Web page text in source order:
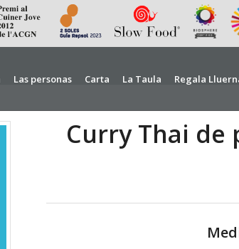
Las personas Carta La Taula Regala
Curry Thai